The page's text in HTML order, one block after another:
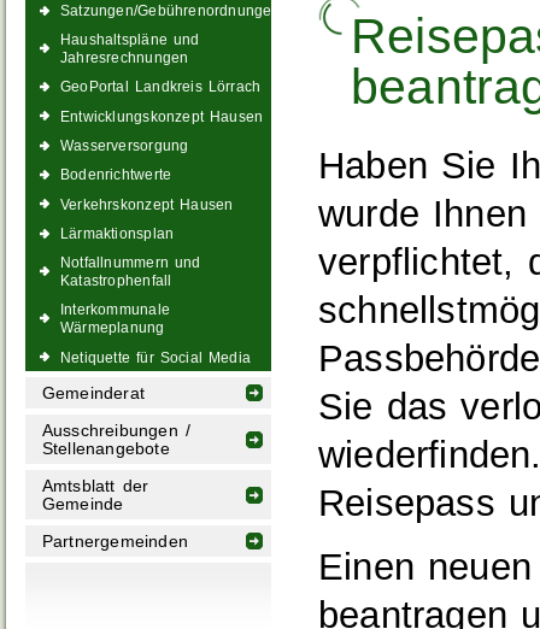
Satzungen/Gebührenordnungen
Haushaltspläne und
Jahresrechnungen
GeoPortal Landkreis Lörrach
Entwicklungskonzept Hausen
Wasserversorgung
Bodenrichtwerte
Verkehrskonzept Hausen
Lärmaktionsplan
Notfallnummern und
Katastrophenfall
Interkommunale
Wärmeplanung
Netiquette für Social Media
Gemeinderat
Ausschreibungen /
Stellenangebote
Amtsblatt der
Gemeinde
Partnergemeinden
Haben Sie
wurde
verpflichtet,
Sie das
Reisepass
Einen
beantragen